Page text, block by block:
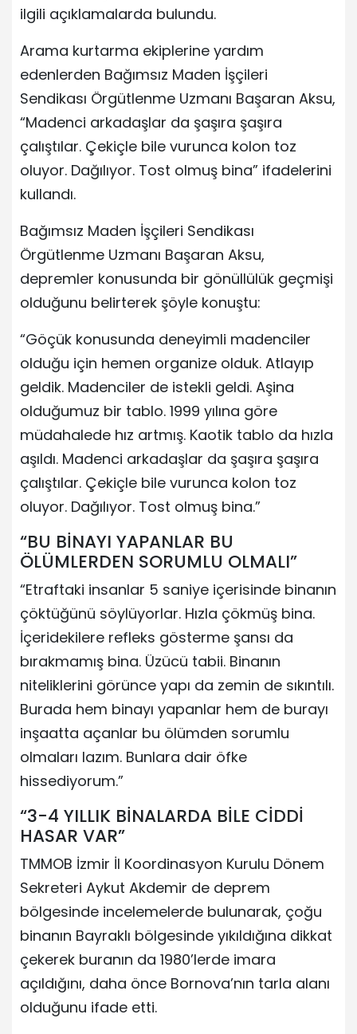
ilgili açıklamalarda bulundu.
Arama kurtarma ekiplerine yardım
edenlerden Bağımsız Maden İşçileri
Sendikası Örgütlenme Uzmanı Başaran Aksu,
“Madenci arkadaşlar da şaşıra şaşıra
çalıştılar. Çekiçle bile vurunca kolon toz
oluyor. Dağılıyor. Tost olmuş bina” ifadelerini
kullandı.
Bağımsız Maden İşçileri Sendikası
Örgütlenme Uzmanı Başaran Aksu,
depremler konusunda bir gönüllülük geçmişi
olduğunu belirterek şöyle konuştu:
“Göçük konusunda deneyimli madenciler
olduğu için hemen organize olduk. Atlayıp
geldik. Madenciler de istekli geldi. Aşina
olduğumuz bir tablo. 1999 yılına göre
müdahalede hız artmış. Kaotik tablo da hızla
aşıldı. Madenci arkadaşlar da şaşıra şaşıra
çalıştılar. Çekiçle bile vurunca kolon toz
oluyor. Dağılıyor. Tost olmuş bina.”
“BU BİNAYI YAPANLAR BU
ÖLÜMLERDEN SORUMLU OLMALI”
“Etraftaki insanlar 5 saniye içerisinde binanın
çöktüğünü söylüyorlar. Hızla çökmüş bina.
İçeridekilere refleks gösterme şansı da
bırakmamış bina. Üzücü tabii. Binanın
niteliklerini görünce yapı da zemin de sıkıntılı.
Burada hem binayı yapanlar hem de burayı
inşaatta açanlar bu ölümden sorumlu
olmaları lazım. Bunlara dair öfke
hissediyorum.”
“3-4 YILLIK BİNALARDA BİLE CİDDİ
HASAR VAR”
TMMOB İzmir İl Koordinasyon Kurulu Dönem
Sekreteri Aykut Akdemir de deprem
bölgesinde incelemelerde bulunarak, çoğu
binanın Bayraklı bölgesinde yıkıldığına dikkat
çekerek buranın da 1980’lerde imara
açıldığını, daha önce Bornova’nın tarla alanı
olduğunu ifade etti.